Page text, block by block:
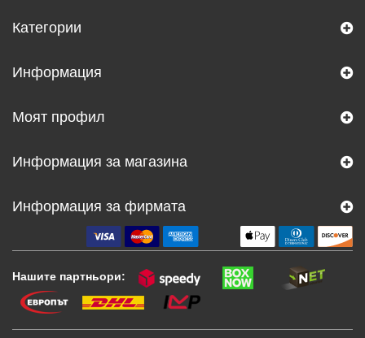
Категории
Информация
Моят профил
Информация за магазина
Информация за фирмата
Нашите партньори: